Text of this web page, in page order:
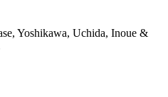
Yoshikawa, Uchida, Inoue &